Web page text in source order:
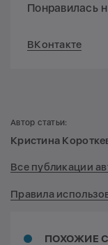
Понравилась
ВКонтакте
ПОХОЖИЕ
Автор статьи:
Кристина
Все публикации
Правила